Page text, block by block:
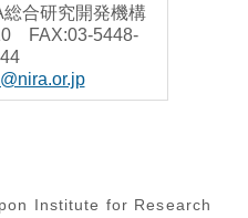
合研究開発機構
FAX:03-5448-
Institute for Research